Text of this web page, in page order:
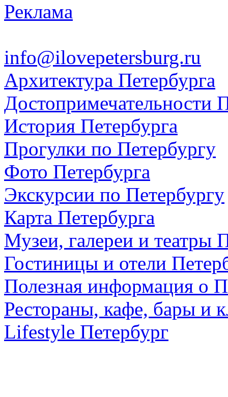
Реклама
info@ilovepetersburg.ru
Архитектура Петербурга
Достопримечательности
История Петербурга
Прогулки по Петербургу
Фото Петербурга
Экскурсии по Петербургу
Карта Петербурга
Музеи, галереи и театры
Гостиницы и отели
Полезная информация о
Рестораны, кафе, бары и
Lifestyle Петербург